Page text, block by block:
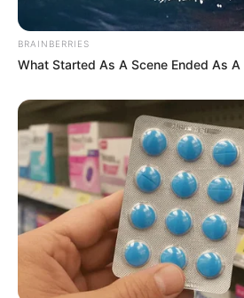
BRAINBERRIES
What Started As A Scene Ended As